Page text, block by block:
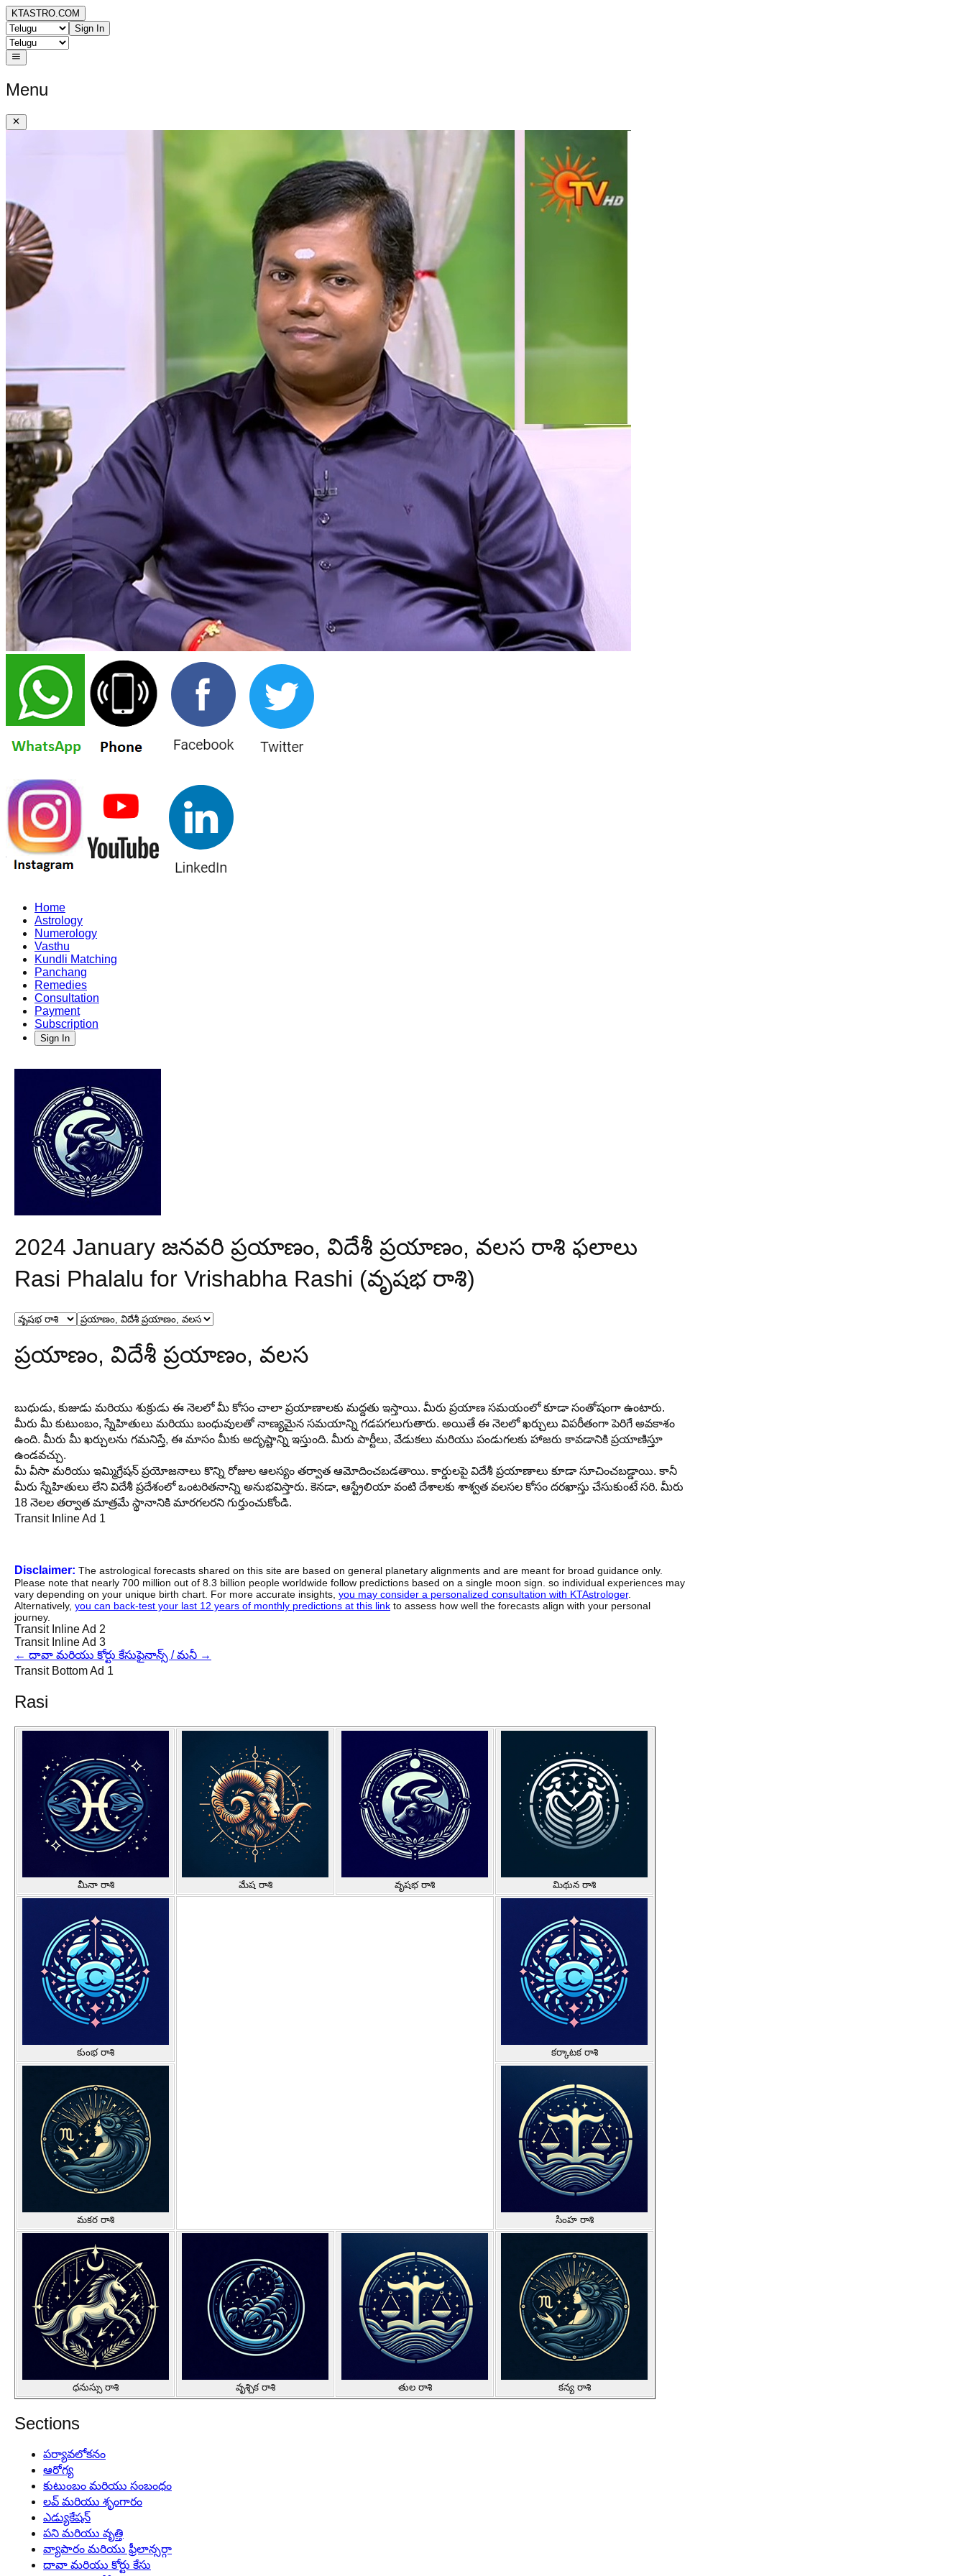
KTASTRO.COM
Sign In
Menu
Home
Astrology
Numerology
Vasthu
Kundli Matching
Panchang
Remedies
Consultation
Payment
Subscription
Sign In
2024 January జనవరి ప్రయాణం, విదేశీ ప్రయాణం, వలస రాశి ఫలాలు
Rasi Phalalu for Vrishabha Rashi (వృషభ రాశి)
ప్రయాణం, విదేశీ ప్రయాణం, వలస
బుధుడు, కుజుడు మరియు శుక్రుడు ఈ నెలలో మీ కోసం చాలా ప్రయాణాలకు మద్దతు ఇస్తాయి. మీరు ప్రయాణ సమయంలో కూడా సంతోషంగా ఉంటారు.
మీరు మీ కుటుంబం, స్నేహితులు మరియు బంధువులతో నాణ్యమైన సమయాన్ని గడపగలుగుతారు. అయితే ఈ నెలలో ఖర్చులు విపరీతంగా పెరిగే అవకాశం
ఉంది. మీరు మీ ఖర్చులను గమనిస్తే, ఈ మాసం మీకు అదృష్టాన్ని ఇస్తుంది. మీరు పార్టీలు, వేడుకలు మరియు పండుగలకు హాజరు కావడానికి ప్రయాణిస్తూ
ఉండవచ్చు.
మీ వీసా మరియు ఇమ్మిగ్రేషన్ ప్రయోజనాలు కొన్ని రోజుల ఆలస్యం తర్వాత ఆమోదించబడతాయి. కార్డులపై విదేశీ ప్రయాణాలు కూడా సూచించబడ్డాయి. కానీ
మీరు స్నేహితులు లేని విదేశీ ప్రదేశంలో ఒంటరితనాన్ని అనుభవిస్తారు. కెనడా, ఆస్ట్రేలియా వంటి దేశాలకు శాశ్వత వలసల కోసం దరఖాస్తు చేసుకుంటే సరి. మీరు
18 నెలల తర్వాత మాత్రమే స్థానానికి మారగలరని గుర్తుంచుకోండి.
Transit Inline Ad 1
Disclaimer: The astrological forecasts shared on this site are based on general planetary alignments and are meant for broad guidance only.
Please note that nearly 700 million out of 8.3 billion people worldwide follow predictions based on a single moon sign. so individual experiences may
vary depending on your unique birth chart. For more accurate insights, you may consider a personalized consultation with KTAstrologer.
Alternatively, you can back-test your last 12 years of monthly predictions at this link to assess how well the forecasts align with your personal
journey.
Transit Inline Ad 2
Transit Inline Ad 3
← దావా మరియు కోర్టు కేసుఫైనాన్స్ / మనీ →
Transit Bottom Ad 1
Rasi
మీనా రాశి మేష రాశి వృషభ రాశి మిథున రాశి
కుంభ రాశి కర్కాటక రాశి
మకర రాశి సింహ రాశి
ధనుస్సు రాశి వృశ్చిక రాశి తుల రాశి కన్య రాశి
Sections
పర్యావలోకనం
ఆరోగ్య
కుటుంబం మరియు సంబంధం
లవ్ మరియు శృంగారం
ఎడ్యుకేషన్
పని మరియు వృత్తి
వ్యాపారం మరియు ఫ్రీలాన్సర్గా
దావా మరియు కోర్టు కేసు